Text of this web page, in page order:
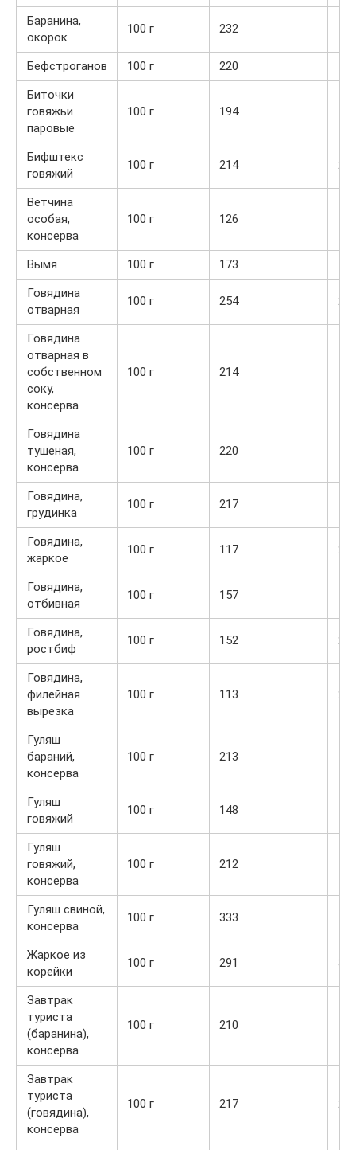
Баранина,
окорок
100 г 232
Бефстроганов 100 г 220
Биточки
говяжьи
паровые
100 г 194
Бифштекс
говяжий
100 г 214
Ветчина
особая,
консерва
100 г 126
Вымя 100 г 173
Говядина
отварная
100 г 254
Говядина
отварная в
собственном
соку,
консерва
100 г 214
Говядина
тушеная,
консерва
100 г 220
Говядина,
грудинка
100 г 217
Говядина,
жаркое
100 г 117
Говядина,
отбивная
100 г 157
Говядина,
ростбиф
100 г 152
Говядина,
филейная
вырезка
100 г 113
Гуляш
бараний,
консерва
100 г 213
Гуляш
говяжий
100 г 148
Гуляш
говяжий,
консерва
100 г 212
Гуляш свиной,
консерва
100 г 333
Жаркое из
корейки
100 г 291
Завтрак
туриста
(баранина),
консерва
100 г 210
Завтрак
туриста
(говядина),
консерва
100 г 217